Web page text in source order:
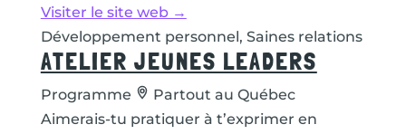
Visiter le site web →
Développement personnel, Saines relations
ATELIER JEUNES LEADERS
Programme
Partout au Québec
Aimerais-tu pratiquer à t’exprimer en